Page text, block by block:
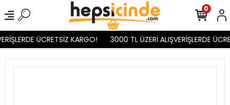
ÜCRETSİZ KARGO! 3000 TL ÜZERİ ALIŞVERİŞLERDE
0